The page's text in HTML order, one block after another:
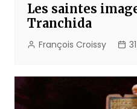
Les saintes
Tranchida
François Croissy